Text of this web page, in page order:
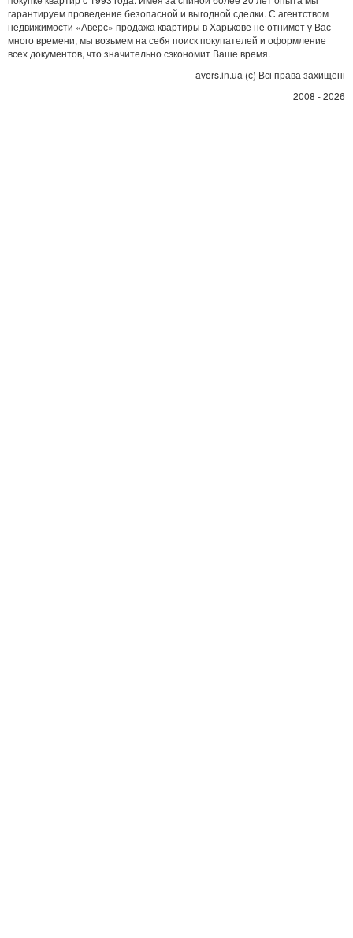
гарантируем проведение безопасной и выгодной сделки. С агентством
недвижимости «Аверс» продажа квартиры в Харькове не отнимет у Вас
много времени, мы возьмем на себя поиск покупателей и оформление
всех документов, что значительно сэкономит Ваше время.
avers.in.ua (с) Всі права захищені
2008 - 2026